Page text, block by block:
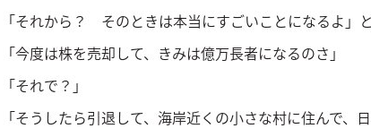
「それから？ そのときは本当にすごいことになるよ」
「今度は株を売却して、きみは億万長者になるのさ」
「それで？」
「そうしたら引退して、海岸近くの小さな村に住んで、